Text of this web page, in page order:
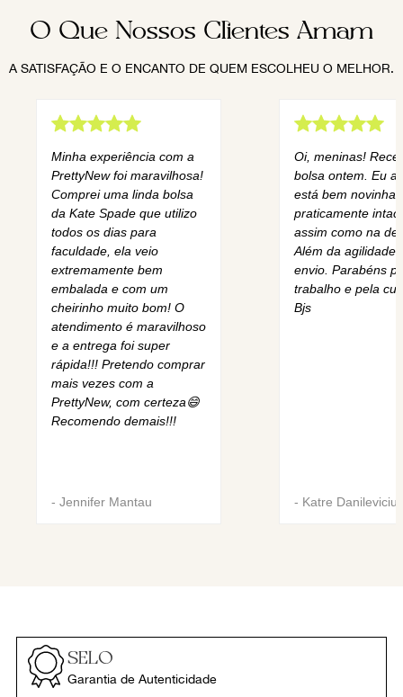
O Que Nossos Clientes Amam
A SATISFAÇÃO E O ENCANTO DE QUEM ESCOLHEU O MELHOR.
Minha experiência com a
PrettyNew foi maravilhosa!
Comprei uma linda bolsa
da Kate Spade que utilizo
todos os dias para
faculdade, ela veio
extremamente bem
embalada e com um
cheirinho muito bom! O
atendimento é maravilhoso
e a entrega foi super
rápida!!! Pretendo comprar
mais vezes com a
PrettyNew, com certeza😄
Recomendo demais!!!
- Jennifer Mantau
Oi, meninas!
bolsa ontem. Eu
está bem novinha,
praticamente
assim como na
Além da agilidade
envio. Parabéns
trabalho e pela
Bjs
- Katre Danilevicius
SELO
Garantia de Autenticidade